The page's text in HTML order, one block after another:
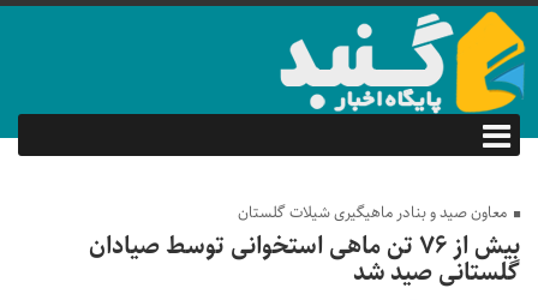
معاون صید و بنادر ماهیگیری شیلات گلستان
بیش از ۷۶ تن ماهی استخوانی توسط صیادان
گلستانی صید شد